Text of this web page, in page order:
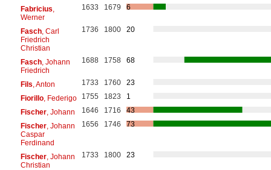
Fabricius
Werner
1633 1679 6
Fasch, Carl
Friedrich
Christian
1736 1800 20
Fasch, Johann
Friedrich
1688 1758 68
Fils , Anton 1733 1760
23
Fiorillo, Federigo 1755 1823
1
Fischer, Johann 1646 1716
43
Fischer, Johann
Caspar
Ferdinand
1656 1746 73
Fischer, Johann
Christian
1733 1800 23